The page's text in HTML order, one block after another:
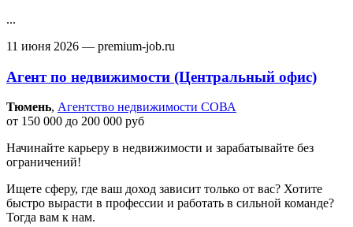
...
11 июня 2026 — premium-job.ru
Агент по недвижимости (Центральный офис)
Тюмень‎, Агентство недвижимости СОВА
от 150 000 до 200 000 руб
Начинайте карьеру в недвижимости и зарабатывайте без
ограничений!
Ищете сферу, где ваш доход зависит только от вас? Хотите
быстро вырасти в профессии и работать в сильной команде?
Тогда вам к нам.